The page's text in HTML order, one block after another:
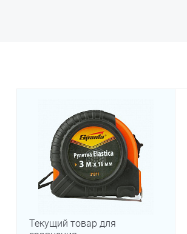
Текущий товар для